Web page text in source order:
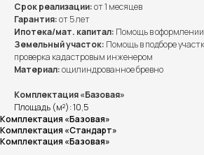
Срок реализации:от 1 месяцев
Гарантия:от 5 лет
Ипотека/мат. капитал: Помощь в
Земельный участок: Помощь в подборе
проверка кадастровым инженером
Материал:оцилиндрованное бревно
Комплектация «Базовая»
Площадь (м²): 10,5
Комплектация «Базовая»
Комплектация «Стандарт»
Комплектация «Базовая»